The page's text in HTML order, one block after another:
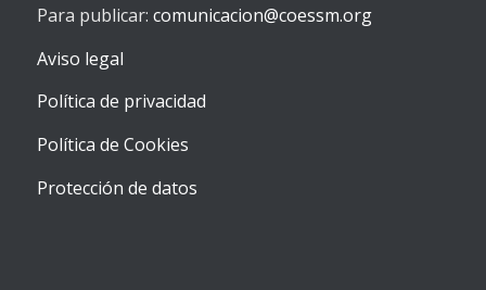
Para publicar: comunicacion@coessm.org
Aviso legal
Política de privacidad
Política de Cookies
Protección de datos